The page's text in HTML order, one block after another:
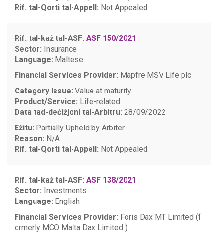
Rif. tal-Qorti tal-Appell: Not Appealed
Rif. tal-każ tal-ASF: ASF 150/2021
Sector: Insurance
Language: Maltese
Financial Services Provider: Mapfre MSV Life plc
Category Issue: Value at maturity
Product/Service: Life-related
Data tad-deċiżjoni tal-Arbitru: 28/09/2022
Eżitu: Partially Upheld by Arbiter
Reason: N/A
Rif. tal-Qorti tal-Appell: Not Appealed
Rif. tal-każ tal-ASF: ASF 138/2021
Sector: Investments
Language: English
Financial Services Provider: Foris Dax MT Limited (f
ormerly MCO Malta Dax Limited )